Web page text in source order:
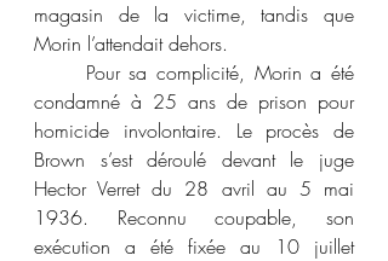
magasin de la victime, tandis que
Morin l’attendait dehors.
condamné à 25 ans de prison pour
homicide involontaire. Le procès de
Brown s’est déroulé devant le juge
Hector Verret du 28 avril au 5 mai
1936. Reconnu coupable, son
exécution a été fixée au 10 juillet